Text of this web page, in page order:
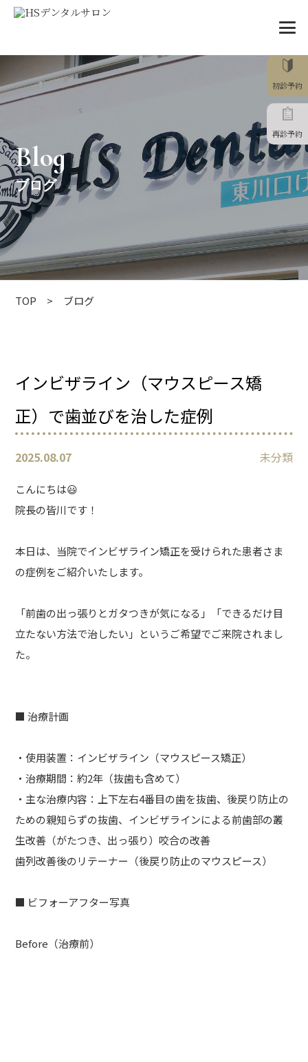
初診予約
再診予約
Blog
ブログ
TOP ブログ
インビザライン（マウスピース矯
正）で歯並びを治した症例
2025.08.07 未分類
こんにちは😃
院長の皆川です！
本日は、当院でインビザライン矯正を受けられた患者さま
の症例をご紹介いたします。
「前歯の出っ張りとガタつきが気になる」「できるだけ目
立たない方法で治したい」というご希望でご来院されまし
た。
■ 治療計画
・使用装置：インビザライン（マウスピース矯正）
・治療期間：約2年（抜歯も含めて）
・主な治療内容：上下左右4番目の歯を抜歯、後戻り防止の
ための親知らずの抜歯、インビザラインによる前歯部の叢
生改善（がたつき、出っ張り）咬合の改善
歯列改善後のリテーナー（後戻り防止のマウスピース）
■ ビフォーアフター写真
Before（治療前）